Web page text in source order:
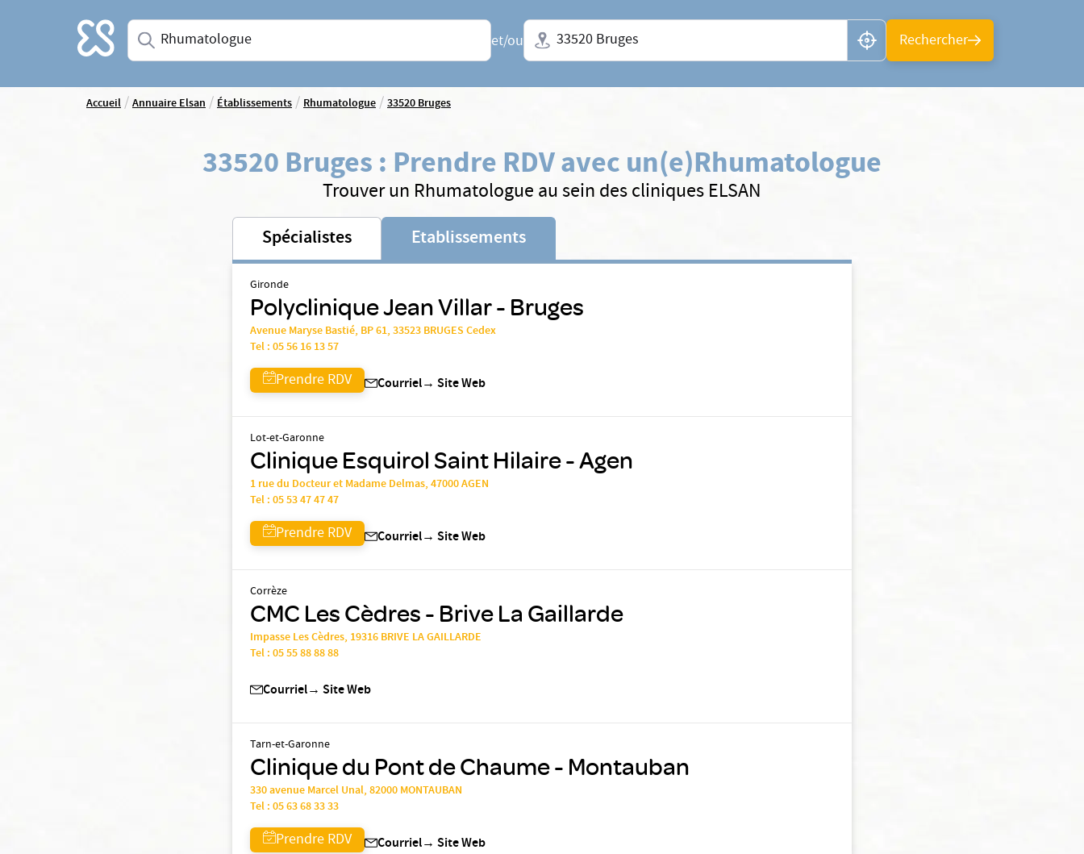
Accueil Saisissez une spécialité ou un service
et/ou
Ville + N° de département, région ou CP
Rechercher
Accueil/Annuaire Elsan/Établissements/Rhumatologue/33520 Bruges
33520 Bruges : Prendre RDV avec un(e)Rhumatologue
Trouver un Rhumatologue au sein des cliniques ELSAN
Spécialistes Etablissements
Gironde
Polyclinique Jean Villar - Bruges
Avenue Maryse Bastié, BP 61, 33523 BRUGES Cedex
Tel :05 56 16 13 57
Prendre RDV Courriel→ Site Web
Lot-et-Garonne
Clinique Esquirol Saint Hilaire - Agen
1 rue du Docteur et Madame Delmas, 47000 AGEN
Tel :05 53 47 47 47
Prendre RDV Courriel→ Site Web
Corrèze
CMC Les Cèdres - Brive La Gaillarde
Impasse Les Cèdres, 19316 BRIVE LA GAILLARDE
Tel :05 55 88 88 88
Courriel→ Site Web
Tarn-et-Garonne
Clinique du Pont de Chaume - Montauban
330 avenue Marcel Unal, 82000 MONTAUBAN
Tel :05 63 68 33 33
Prendre RDV Courriel→ Site Web